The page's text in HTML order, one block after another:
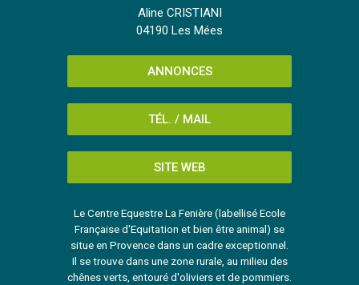
Aline CRISTIANI
04190 Les Mées
ANNONCES
TÉL. / MAIL
SITE WEB
Le Centre Equestre La Fenière (labellisé Ecole
Française d'Equitation et bien être animal) se
situe en Provence dans un cadre exceptionnel.
Il se trouve dans une zone rurale, au milieu des
chênes verts, entouré d'oliviers et de pommiers.